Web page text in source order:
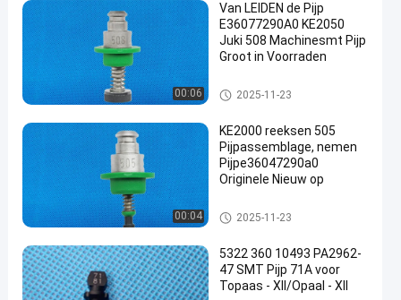
Pijp
khn-
m7710-
A2
ASSY
voor
de
machine
YAMAHA
YS12
00:06
Van LEIDEN de Pijp
E36077290A0 KE2050
Juki 508 Machinesmt Pijp
Groot in Voorraden
SMT-Pijp
2025-11-23
00:04
KE2000 reeksen 505
Pijpassemblage, nemen
Pijpe36047290a0
Originele Nieuw op
SMT-Pijp
2025-11-23
5322 360 10493 PA2962-
47 SMT Pijp 71A voor
Topaas - XII/Opaal - Xll